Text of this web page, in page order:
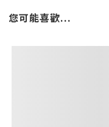
您可能喜歡...